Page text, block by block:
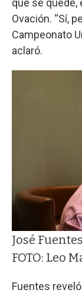
que se quede,
Ovación. “Sí,
Campeonato
aclaró.
José
FOTO: Leo
Fuentes